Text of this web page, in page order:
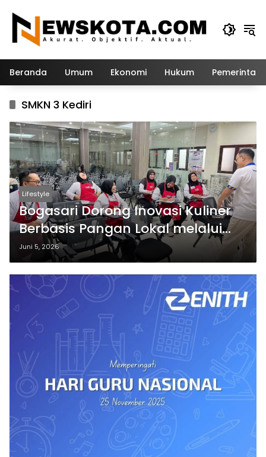
konten
Beranda Umum Ekonomi Hukum
SMKN 3 Kediri
Lifestyle
Bogasari Dorong Inovasi Kuliner
Berbasis Pangan Lokal melalui
Pelatihan Guru SMKN 3 Kediri
Juni 5, 2026